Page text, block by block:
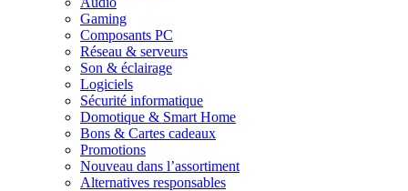
Gaming
Composants PC
Réseau & serveurs
Son & éclairage
Logiciels
Sécurité informatique
Domotique & Smart Home
Bons & Cartes cadeaux
Promotions
Nouveau dans l’assortiment
Alternatives responsables